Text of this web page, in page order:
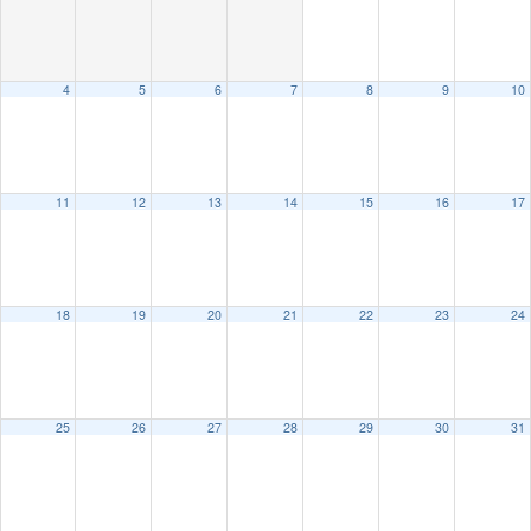
4 5 6 7 8 9 10
11 12 13 14 15 16 17
18 19 20 21 22 23 24
25 26 27 28 29 30 31